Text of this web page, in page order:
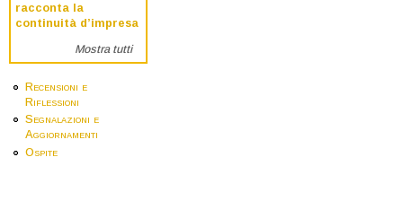
racconta la
continuità d’impresa
Mostra tutti
Recensioni e
Riflessioni
Segnalazioni e
Aggiornamenti
Ospite